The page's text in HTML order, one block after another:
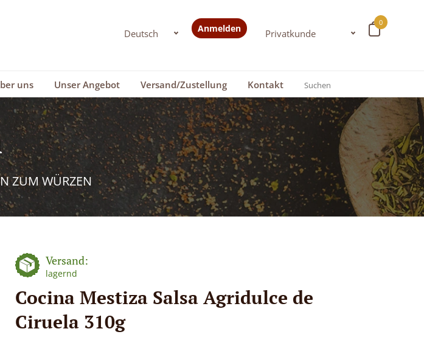
0
Anmelden
uns Unser Angebot Versand/Zustellung Kontakt
ZUM WÜRZEN
Versand:
lagernd
Cocina Mestiza Salsa Agridulce de
Ciruela 310g